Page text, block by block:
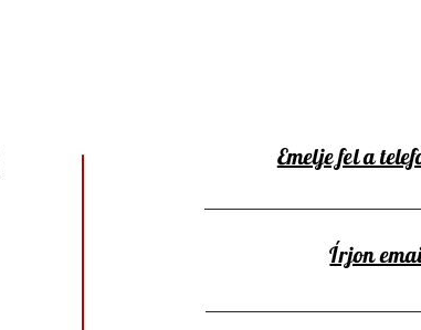
Emelje fel a
Írjon